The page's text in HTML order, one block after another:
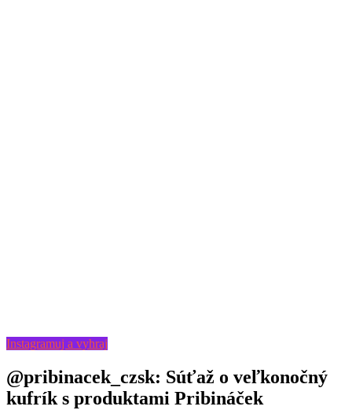
Instagramuj a vyhraj
@pribinacek_czsk: Súťaž o veľkonočný
kufrík s produktami Pribináček